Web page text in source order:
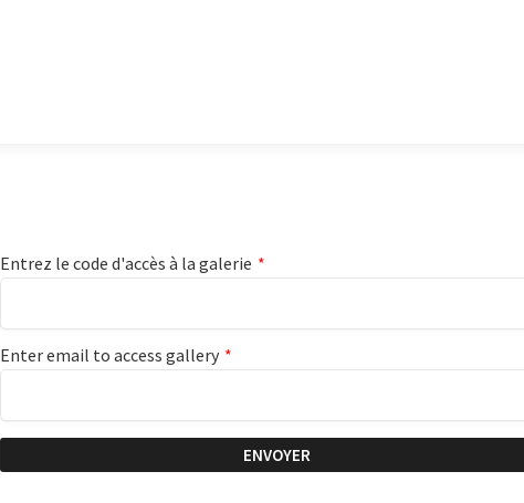
Entrez le code d'accès à la galerie *
Enter email to access gallery *
ENVOYER